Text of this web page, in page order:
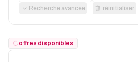
Recherche avancée réinitialiser
offres disponibles